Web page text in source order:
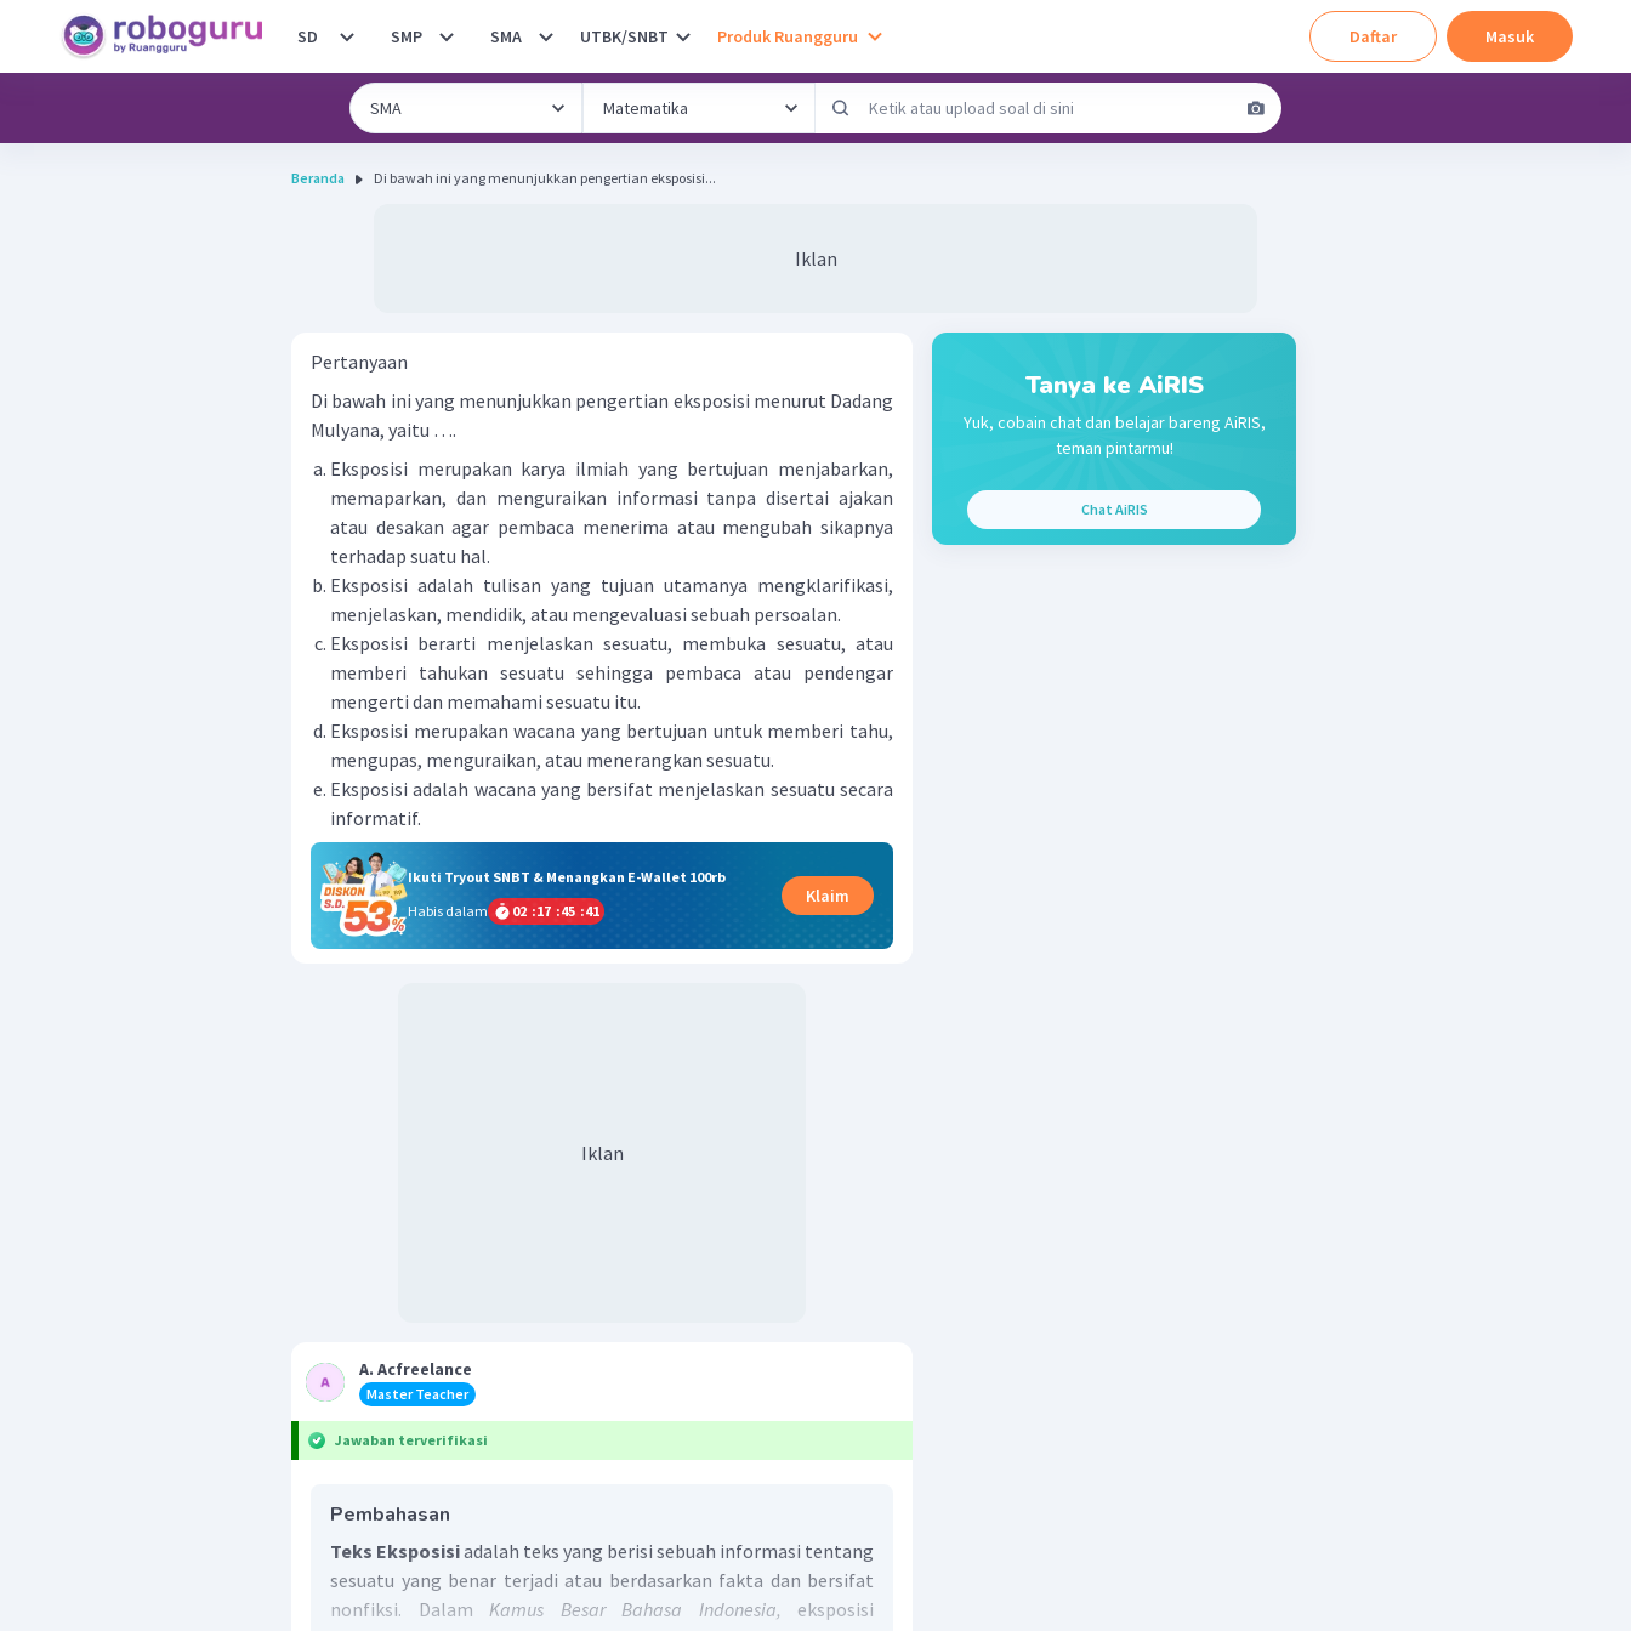
SD SMP SMA UTBK/SNBT Produk Ruangguru Daftar Masuk
Beranda Di bawah ini yang menunjukkan pengertian eksposisi...
Iklan
Pertanyaan
Di bawah ini yang menunjukkan pengertian eksposisi menurut Dadang
Mulyana, yaitu ….
Eksposisi merupakan karya ilmiah yang bertujuan menjabarkan,
memaparkan, dan menguraikan informasi tanpa disertai ajakan
atau desakan agar pembaca menerima atau mengubah sikapnya
terhadap suatu hal.
Eksposisi adalah tulisan yang tujuan utamanya mengklarifikasi,
menjelaskan, mendidik, atau mengevaluasi sebuah persoalan.
Eksposisi berarti menjelaskan sesuatu, membuka sesuatu, atau
memberi tahukan sesuatu sehingga pembaca atau pendengar
mengerti dan memahami sesuatu itu.
Eksposisi merupakan wacana yang bertujuan untuk memberi tahu,
mengupas, menguraikan, atau menerangkan sesuatu.
Eksposisi adalah wacana yang bersifat menjelaskan sesuatu secara
informatif.
Ikuti Tryout SNBT & Menangkan E-Wallet 100rb
Habis dalam
02 :17 :45 :41
Klaim
Iklan
A. Acfreelance
Master Teacher
Jawaban terverifikasi
Pembahasan
Teks Eksposisiadalah teks yang berisi sebuah informasi tentang
sesuatu yang benar terjadi atau berdasarkan fakta dan bersifat
nonfiksi. Dalam Kamus Besar Bahasa Indonesia, eksposisi
Tanya ke AiRIS
Yuk, cobain chat dan belajar bareng AiRIS,
teman pintarmu!
Chat AiRIS